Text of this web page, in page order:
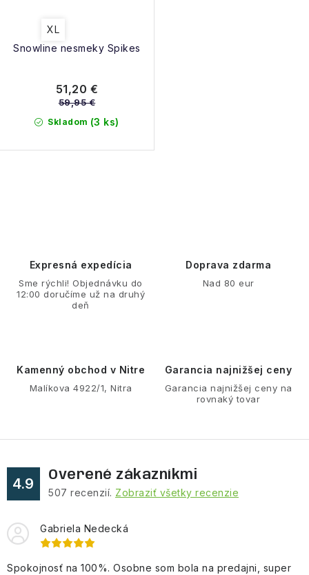
Snowline nesmeky Spikes
XL
Skladom (3 ks)
51,20 €
59,95 €
v
p
i
u
Expresná expedícia
Sme rýchli! Objednávku do
12:00 doručíme už na druhý
deň
Doprava zdarma
Nad 80 eur
Kamenný obchod v Nitre
Malíkova 4922/1, Nitra
Garancia najnižšej ceny
Garancia najnižšej ceny na
rovnaký tovar
4.9
Overené zákazníkmi
507 recenzií. Zobraziť všetky recenzie
Gabriela Nedecká
Spokojnosť na 100%. Osobne som bola na predajni, super